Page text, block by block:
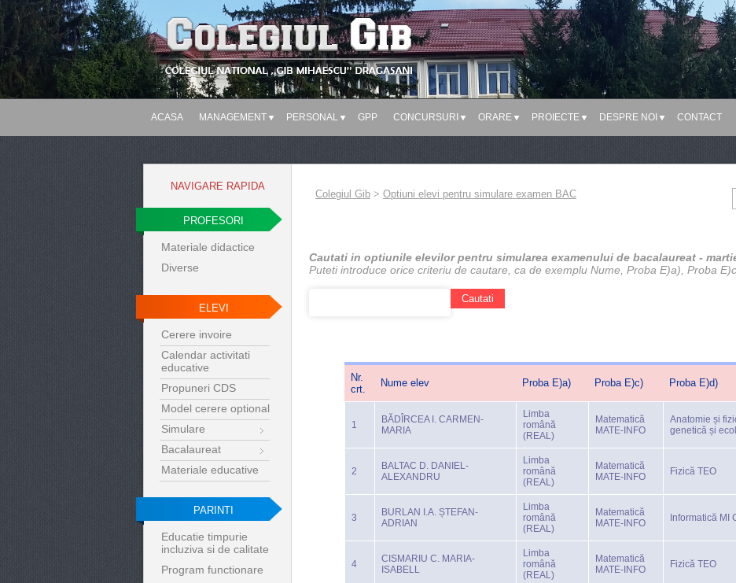
ACASA MANAGEMENT PERSONAL GPP CONCURSURI ORARE PROIECTE DESPRE NOI CONTACT
NAVIGARE RAPIDA
PROFESORI
Materiale didactice
Diverse
ELEVI
Cerere invoire
Calendar activitati
educative
Propuneri CDS
Model cerere optional
Simulare
Bacalaureat
Materiale educative
PARINTI
Educatie timpurie
incluziva si de calitate
Program functionare
Colegiul Gib > Optiuni elevi pentru simulare examen BAC
Cautati in optiunile elevilor pentru simularea examenului de bacalaureat -
Puteti introduce orice criteriu de cautare, ca de exemplu Nume, Proba E)a), Proba
Nr.
crt.
Nume elev Proba E)a) Proba E)c) Proba E)d)
1
BĂDÎRCEA I. CARMEN-
MARIA
Limba
română
(REAL)
Matematică
MATE-INFO
Anatomie și
genetică și
2
BALTAC D. DANIEL-
ALEXANDRU
Limba
română
(REAL)
Matematică
MATE-INFO
Fizică TEO
3
BURLAN I.A. ȘTEFAN-
ADRIAN
Limba
română
(REAL)
Matematică
MATE-INFO
Informatică MI
4
CISMARIU C. MARIA-
ISABELL
Limba
română
(REAL)
Matematică
MATE-INFO
Fizică TEO